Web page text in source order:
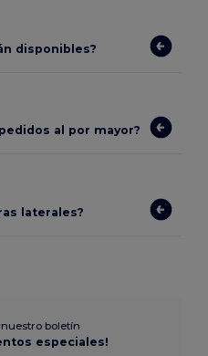
disponibles?
al por mayor?
laterales?
boletín
especiales!